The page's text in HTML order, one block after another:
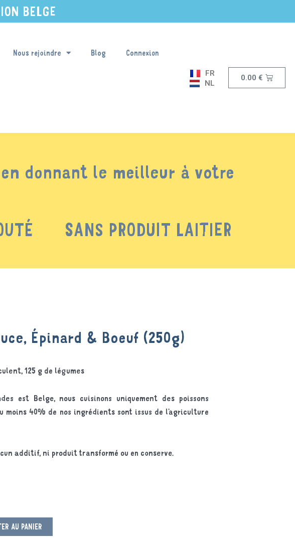
BELGE
Nous rejoindre Blog Connexion
FR
NL
0.00€
donnant le meilleur à votre
SANS PRODUIT LAITIER
Épinard & Boeuf (250g)
125 g de légumes
est Belge, nous cuisinons uniquement des poissons
moins 40% de nos ingrédients sont issus de l’agriculture
additif, ni produit transformé ou en conserve.
AU PANIER